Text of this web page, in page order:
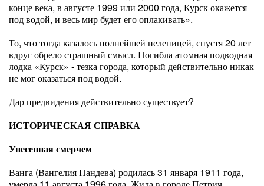
конце века, в августе 1999 или 2000 года, Курск окажется
под водой, и весь мир будет его оплакивать».
То, что тогда казалось полнейшей нелепицей, спустя 20 лет
вдруг обрело страшный смысл. Погибла атомная подводная
лодка «Курск» - тезка города, который действительно никак
не мог оказаться под водой.
Дар предвидения действительно существует?
ИСТОРИЧЕСКАЯ СПРАВКА
Унесенная смерчем
Ванга (Вангелия Пандева) родилась 31 января 1911 года,